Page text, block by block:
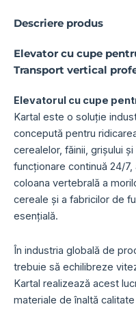
Descriere produs
Elevator cu cupe
Transport vertical
Elevatorul cu cupe
Kartal este o soluție
concepută pentru
cerealelor, făinii, grișului
funcționare continuă 24/
coloana vertebrală a
cereale și a fabricilor de
esențială.
În industria globală de
trebuie să echilibreze
Kartal realizează acest
materiale de înaltă